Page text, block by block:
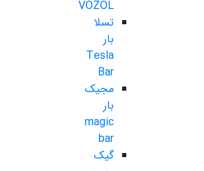
VOZOL
تسلا
بار
Tesla
Bar
مجیک
بار
magic
bar
گیک